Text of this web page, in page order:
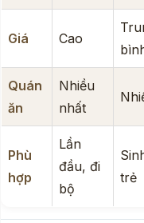
Giá Cao
Quán
ăn
Nhiều
nhất
Phù
hợp
Lần
đầu, đi
bộ
trẻ